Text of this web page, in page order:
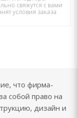
свяжутся с вами
условия заказа
что фирма-
собой право на
дизайн и